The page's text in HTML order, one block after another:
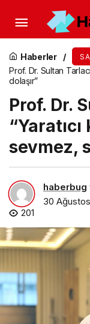
Haberler
Prof. Dr. Sultan
dolaşır”
Prof. Dr.
sevmez,
haberbug
30
201
Tozlu ortam